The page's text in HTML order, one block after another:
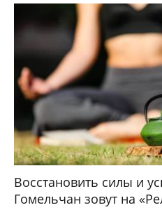
Восстановить силы и
Гомельчан зовут на